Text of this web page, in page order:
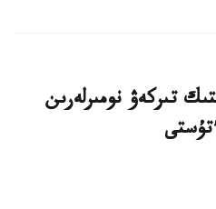
تىركەۋ نومىرلەرىن